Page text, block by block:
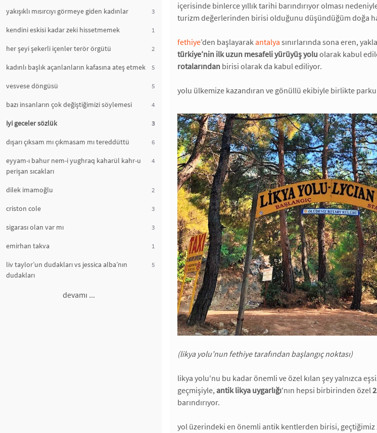
yakışıklı mısırcıyı görmeye giden kadınlar 3
kendini eskisi kadar zeki hissetmemek 1
her şeyi şekerli içenler terör örgütü 2
kadınlı başlık açanlanların kafasına ateş etmek 5
vesvese döngüsü 5
bazı insanların çok değiştiğimizi söylemesi 4
iyi geceler sözlük 3
dışarı çıksam mı çıkmasam mı tereddüttü 6
eyyam-ı bahur nem-i yughraq kaharül kahr-u
perişan sıcakları
4
dilek imamoğlu 2
criston cole 3
sigarası olan var mı 3
emirhan takva 1
liv taylor’un dudakları vs jessica alba’nın
dudakları
5
devamı ...
içerisinde binlerce yıllık tarihi barındırıyor olması
turizm değerlerinden birisi olduğunu düşündüğüm doğa
fethiye’den başlayarakantalya sınırlarında sona eren,
türkiye’nin ilk uzun mesafeli yürüyüş yolu olarak kabul
rotalarından birisi olarak da kabul ediliyor.
yolu ülkemize kazandıran ve gönüllü ekibiyle birlikte
(likya yolu’nun fethiye tarafından başlangıç noktası)
likya yolu'nu bu kadar önemli ve özel kılan şey yalnızca
geçmişiyle, antik likya uygarlığı'nın hepsi birbirinden özel
barındırıyor.
yol üzerindeki en önemli antik kentlerden birisi, geçtiğimiz